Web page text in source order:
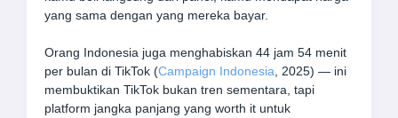
yang sama dengan yang mereka bayar.
Orang Indonesia juga menghabiskan 44 jam 54 menit
per bulan di TikTok (Campaign Indonesia , 2025) — ini
membuktikan TikTok bukan tren sementara, tapi
platform jangka panjang yang worth it untuk